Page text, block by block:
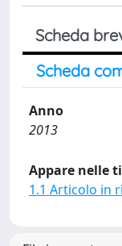
Scheda
Scheda
Anno
2013
Appare nelle
1.1 Articolo in